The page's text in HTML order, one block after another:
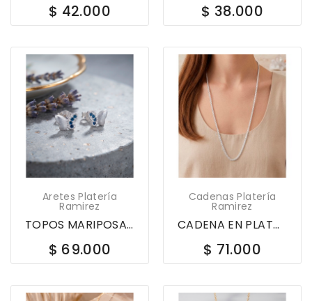
$ 42.000 $ 38.000
Aretes Platería
Ramirez
TOPOS MARIPOSA EN PLATA LEY 925 CON CIRCONES...
$ 69.000
Cadenas Platería
Ramirez
CADENA EN PLATA LEY 925 DE 45CM BISMARK 620494
$ 71.000